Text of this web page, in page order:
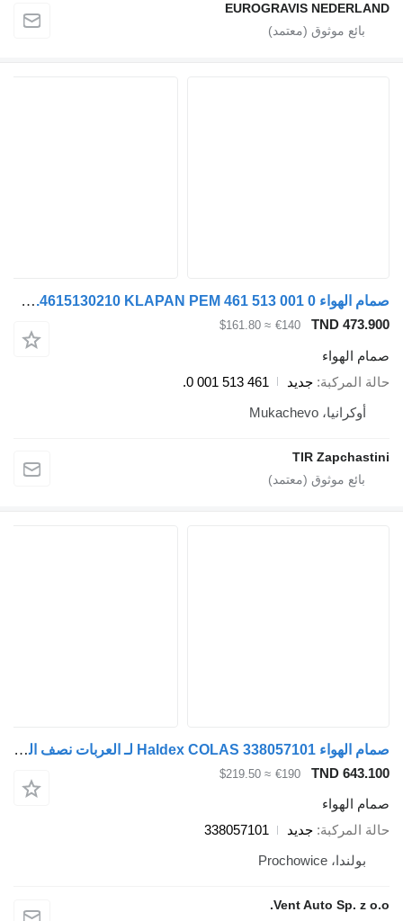
EUROGRAVIS
صمام الهواء WABCO 461 513 000 0. 4615130000. 4615130010.4615130210 KLAPAN PEM 461 513 001 0. لـ العربات نصف المقطورة WABCO
TND
€140
≈ $161.80
الهواء
المركبة جديد
461 513 001 0.
أوكرانيا، Mukachevo
TIR
صمام الهواء Haldex COLAS 338057101 لـ العربات نصف المقطورة
TND
€190
≈ $219.50
الهواء
المركبة جديد
338057101
بولندا، Prochowice
Vent Auto Sp. z